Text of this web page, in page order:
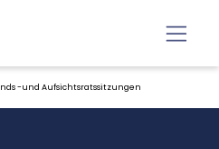
-und Aufsichtsratssitzungen